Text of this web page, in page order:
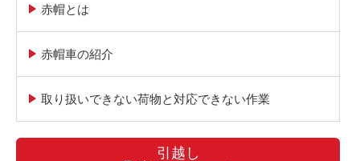
赤帽とは
赤帽車の紹介
取り扱いできない荷物と対応できない作業
引越し